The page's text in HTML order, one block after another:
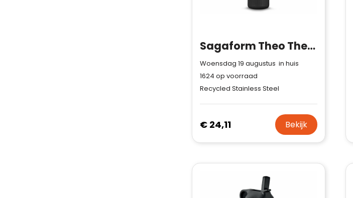
Sagaform Theo Thermosfles (gerecycled) 1 L
Woensdag 19 augustus in huis
1624 op voorraad
Recycled Stainless Steel
€ 24,11 Bekijk